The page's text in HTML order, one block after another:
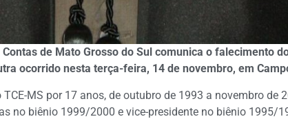
de Mato Grosso do Sul comunica o falecimento
ocorrido nesta terça-feira, 14 de novembro, em
MS por 17 anos, de outubro de 1993 a novembro de
no biênio 1999/2000 e vice-presidente no biênio 1995/